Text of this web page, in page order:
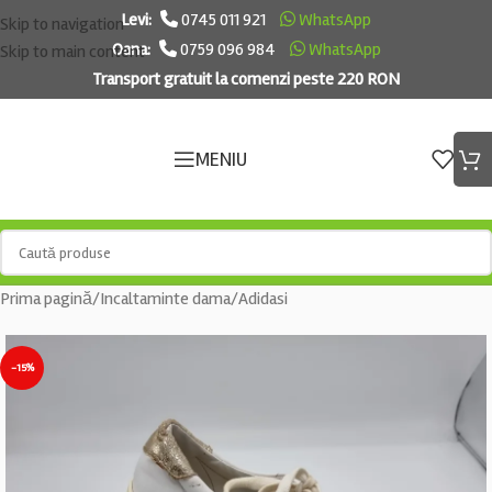
Skip to navigation
Skip to main content
Levi: 0745 011 921
WhatsApp
Oana:
0759 096 984
WhatsApp
Transport gratuit la comenzi peste 220 RON
MENIU
Prima pagină/Incaltaminte dama/Adidasi
-15%